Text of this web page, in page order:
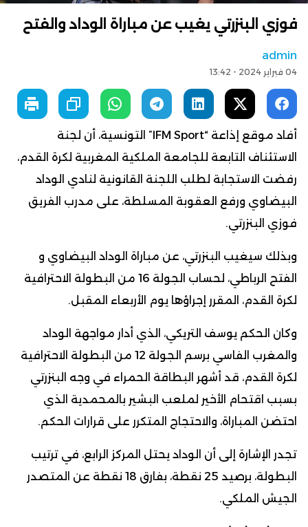
فوزي البنزرتي يغيب عن مباراة الوداد والفتح
admin
04 فبراير 2024 - 13:42
أفاد موقع إذاعة “IFM Sport” التونسية، أن لجنة
الاستئناف التابعة للجامعة الملكية المغربية لكرة القدم،
رفضت الاستجابة لطلب اللجنة القانونية لنادي الوداد
البيضاوي ورفع العقوبة المسلطة، على مدرب الفريق
فوزي البنزرتي.
وبذلك سيغيب البنزرتي، عن مباراة الوداد البيضاوي و
الفتح الرباطي، لحساب الجولة 16 من البطولة الاحترافية
لكرة القدم، المقرر إجراؤها يوم الأربعاء المقبل.
وكان الحكم يوسف التريكي، الذي أدار مواجهة الوداد
والمغرب الفاسي برسم الجولة 12 من البطولة الاحترافية
لكرة القدم، قد أشهر البطاقة الحمراء في وجه البنزرتي
بسبب اقتحام الأخير لملعب البشير بالمحمدية الذي
احتضن المباراة، والاحتجاج المتكرر على قرارات الحكم.
تجدر الإشارة إلى أن الوداد يحتل المركز الرابع، في ترتيب
البطولة، برصيد 25 نقطة، بفارق 18 نقطة عن المتصدر
الجيش الملكي.